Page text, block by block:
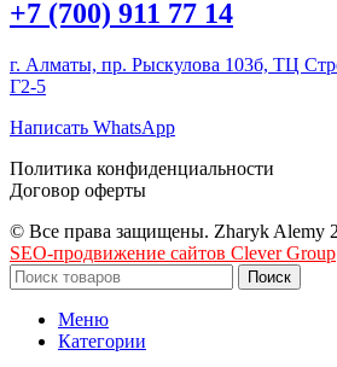
+7 (700) 911 77 14
г. Алматы, пр. Рыскулова 103б, ТЦ
Г2-5
Написать WhatsApp
Политика конфиденциальности
Договор оферты
© Все права защищены. Zharyk Alemy
SEO-продвижение сайтов Clever Group
Поиск
Меню
Категории